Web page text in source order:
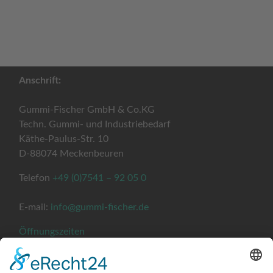
Anschrift:
Gummi-Fischer GmbH & Co.KG
Techn. Gummi- und Industriebedarf
Käthe-Paulus-Str. 10
D-88074 Meckenbeuren
Telefon +49 (0)7541 – 92 05 0
E-mail: info@gummi-fischer.de
Öffnungszeiten